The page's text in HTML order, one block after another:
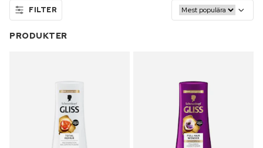
FILTER
PRODUKTER